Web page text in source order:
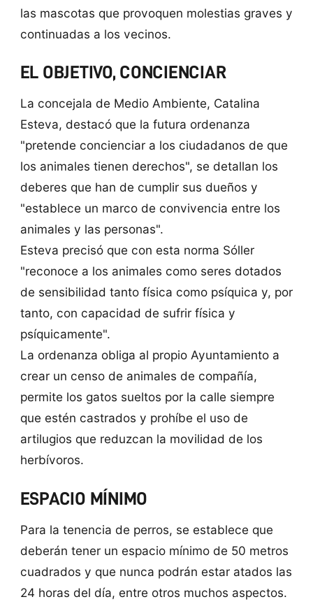
las mascotas que provoquen molestias graves y
continuadas a los vecinos.
EL OBJETIVO, CONCIENCIAR
La concejala de Medio Ambiente, Catalina
Esteva, destacó que la futura ordenanza
"pretende concienciar a los ciudadanos de que
los animales tienen derechos", se detallan los
deberes que han de cumplir sus dueños y
"establece un marco de convivencia entre los
animales y las personas".
Esteva precisó que con esta norma Sóller
"reconoce a los animales como seres dotados
de sensibilidad tanto física como psíquica y, por
tanto, con capacidad de sufrir física y
psíquicamente".
La ordenanza obliga al propio Ayuntamiento a
crear un censo de animales de compañía,
permite los gatos sueltos por la calle siempre
que estén castrados y prohíbe el uso de
artilugios que reduzcan la movilidad de los
herbívoros.
ESPACIO MÍNIMO
Para la tenencia de perros, se establece que
deberán tener un espacio mínimo de 50 metros
cuadrados y que nunca podrán estar atados las
24 horas del día, entre otros muchos aspectos.